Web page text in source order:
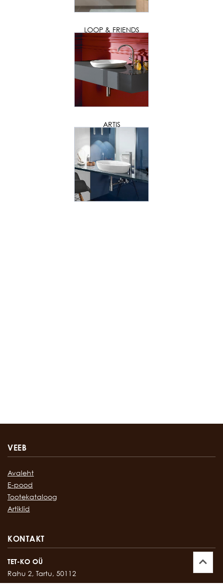
LOOP & FRIENDS
ARTIS
VEEB
Avaleht
E-pood
Tootekataloog
Artiklid
KONTAKT
TET-KO OÜ
Rahu 2, Tartu, 50112